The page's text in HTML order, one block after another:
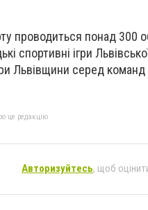
проводиться понад 300
спортивні ігри
Львівщини серед команд
це редакцію
Авторизуйтесь, щоб